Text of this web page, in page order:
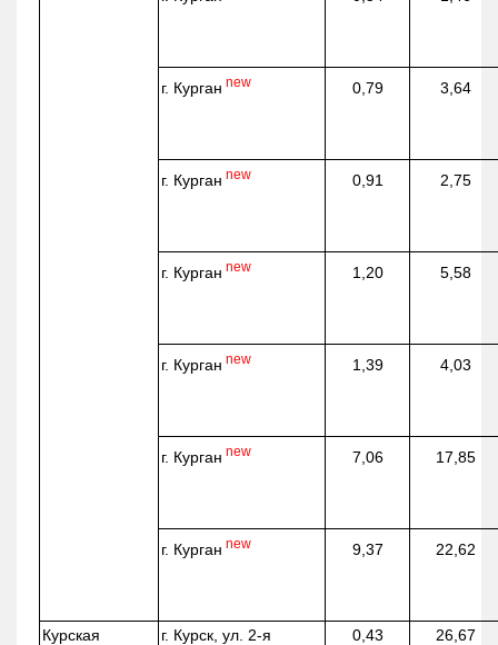
г. Курган new 0,79 3,64
г. Курган new 0,91 2,75
г. Курган new 1,20 5,58
г. Курган new 1,39 4,03
г. Курган new 7,06 17,85
г. Курган new 9,37 22,62
Курская
г. Курск, ул. 2-я
0,43 26,67